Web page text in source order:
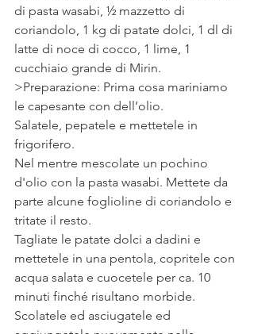
di pasta wasabi, ½ mazzetto di
coriandolo, 1 kg di patate dolci, 1 dl di
latte di noce di cocco, 1 lime, 1
cucchiaio grande di Mirin.
>Preparazione: Prima cosa mariniamo
le capesante con dell’olio.
Salatele, pepatele e mettetele in
frigorifero.
Nel mentre mescolate un pochino
d'olio con la pasta wasabi. Mettete da
parte alcune foglioline di coriandolo e
tritate il resto.
Tagliate le patate dolci a dadini e
mettetele in una pentola, copritele con
acqua salata e cuocetele per ca. 10
minuti finché risultano morbide.
Scolatele ed asciugatele ed